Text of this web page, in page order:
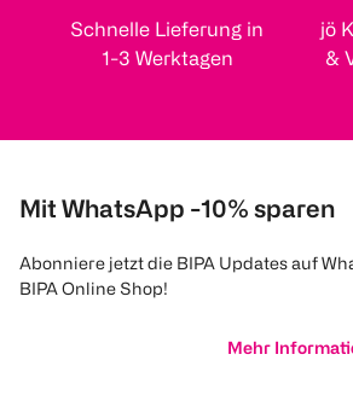
Schnelle Lieferung in
1-3 Werktagen
jö
&
Mit WhatsApp -10% sparen
Abonniere jetzt die BIPA Updates auf
BIPA Online Shop!
Mehr